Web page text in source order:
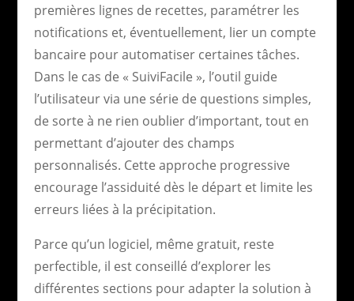
premières lignes de recettes, paramétrer les
notifications et, éventuellement, lier un compte
bancaire pour automatiser certaines tâches.
Dans le cas de « SuiviFacile », l’outil guide
l’utilisateur via une série de questions simples,
de sorte à ne rien oublier d’important, tout en
permettant d’ajouter des champs
personnalisés. Cette approche progressive
encourage l’assiduité dès le départ et limite les
erreurs liées à la précipitation.
Parce qu’un logiciel, même gratuit, reste
perfectible, il est conseillé d’explorer les
différentes sections pour adapter la solution à